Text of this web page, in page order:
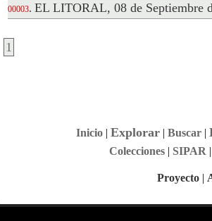
00003. EL LITORAL, 08 de Septiembre
1
Inicio| Explorar| Buscar|
Colecciones| SIPAR |
Proyecto |